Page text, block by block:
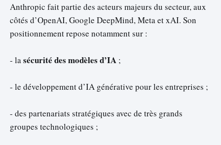
Anthropic fait partie des acteurs majeurs du secteur, aux
côtés d’OpenAI, Google DeepMind, Meta et xAI. Son
positionnement repose notamment sur :
- lasécurité des modèles d’IA ;
- le développement d’IA générative pour les entreprises ;
- des partenariats stratégiques avec de très grands
groupes technologiques ;